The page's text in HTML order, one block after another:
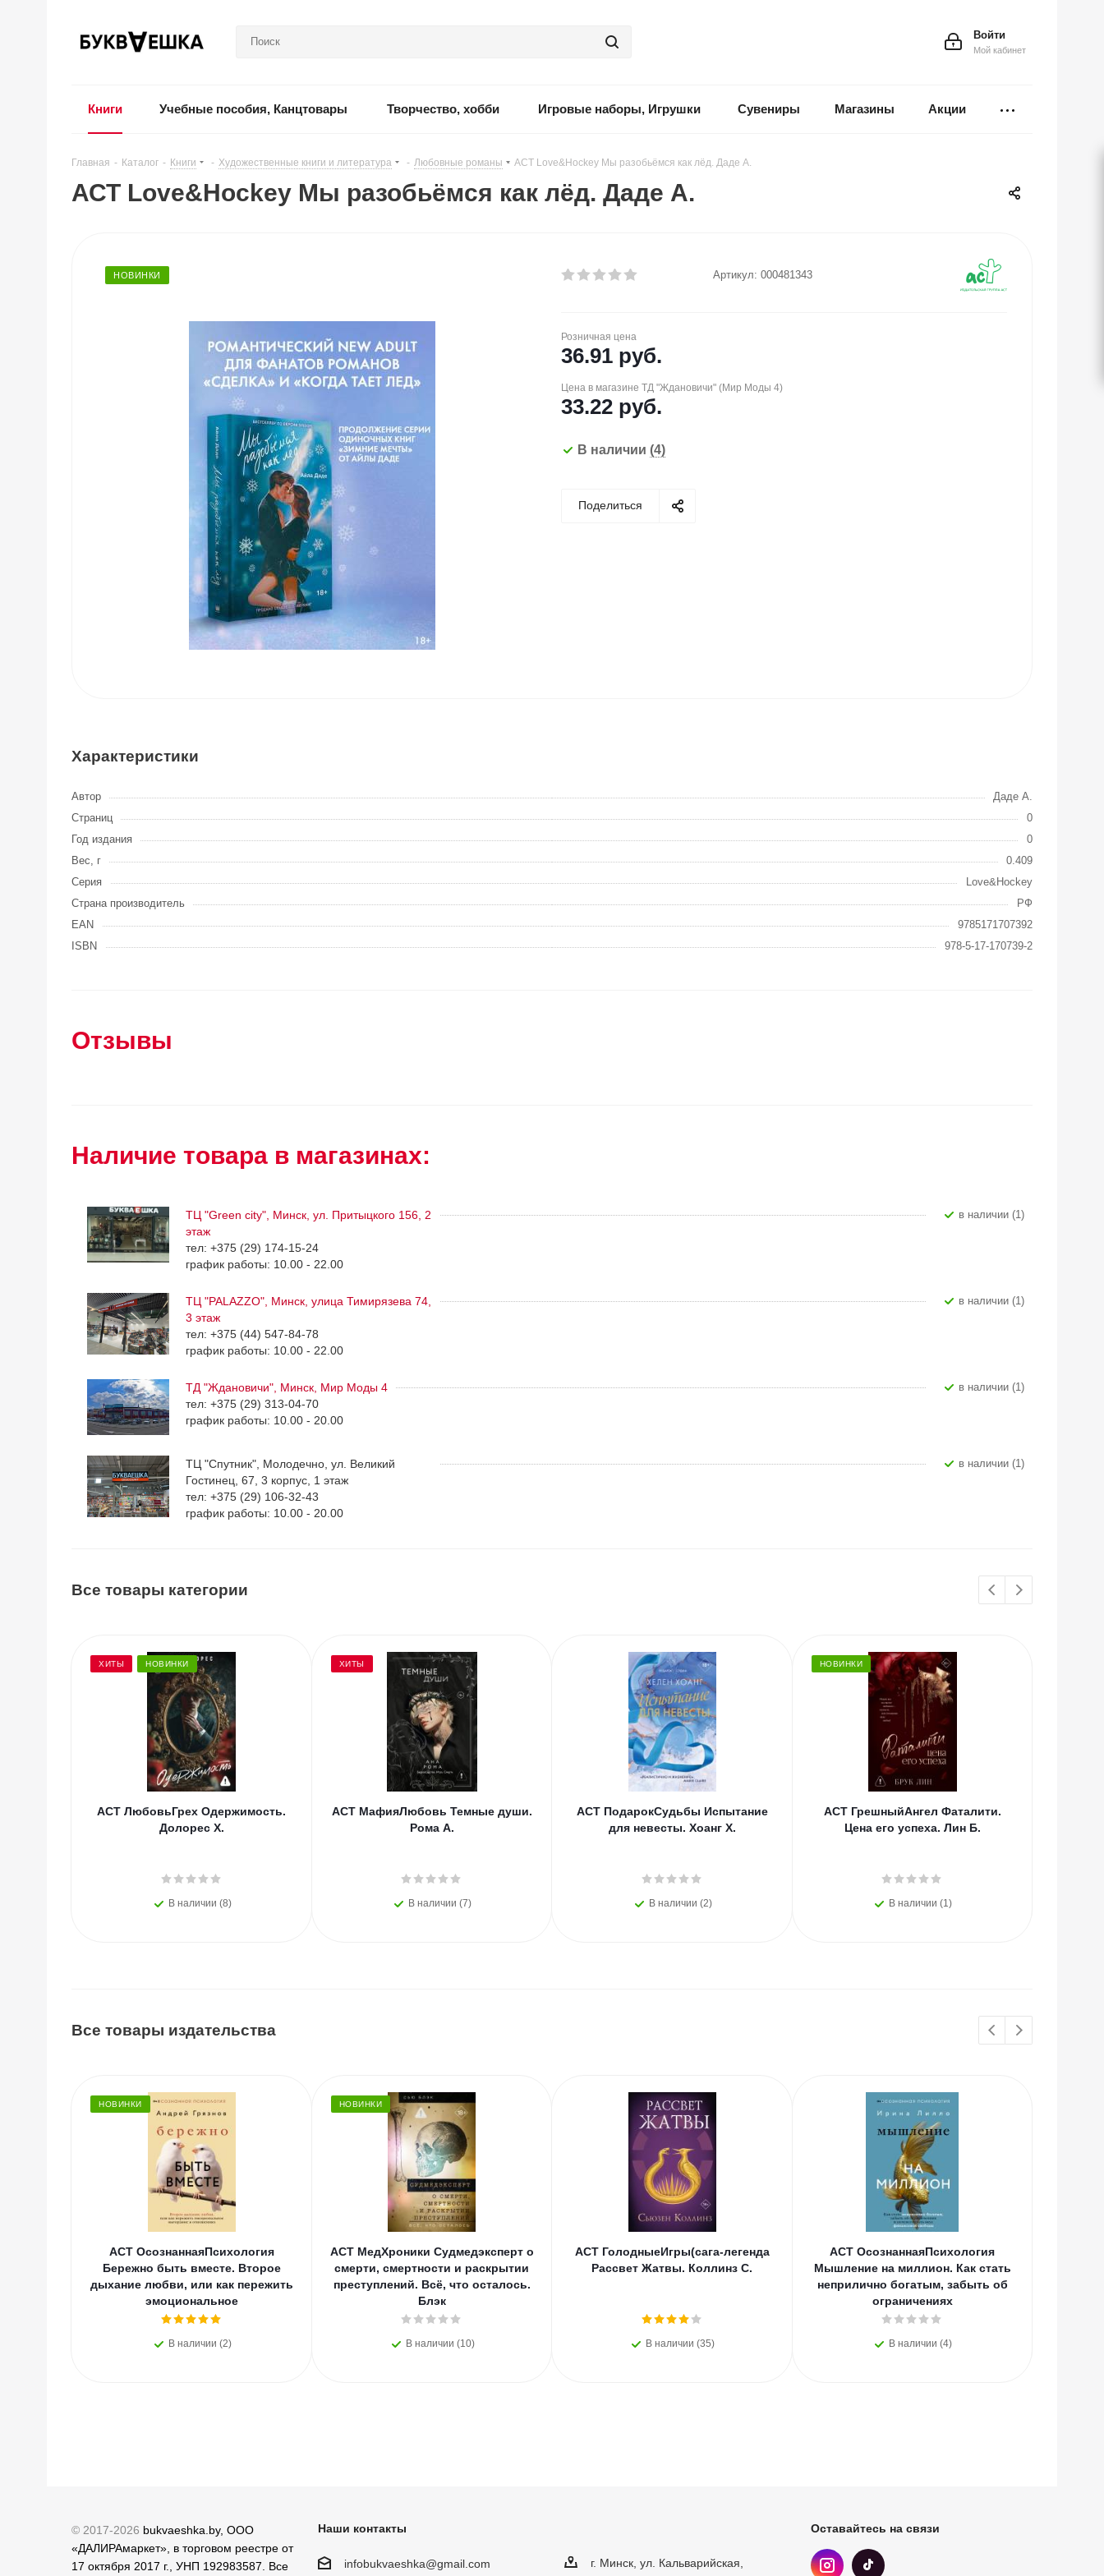
Войти
Мой кабинет
Книги Учебные пособия, Канцтовары Творчество, хобби Игровые наборы, Игрушки Сувениры Магазины Акции
Главная - Каталог - Книги - Художественные книги и литература - Любовные романы - АСТ Love&Hockey Мы разобьёмся как лёд. Даде А.
АСТ Love&Hockey Мы разобьёмся как лёд. Даде А.
НОВИНКИ Артикул: 000481343
Розничная цена
36.91 руб.
Цена в магазине ТД "Ждановичи" (Мир Моды 4)
33.22 руб.
В наличии (4)
Поделиться
Характеристики
Автор
Даде А.
Страниц
0
Год издания
0
Вес, г
0.409
Серия
Love&Hockey
Страна производитель
РФ
EAN
9785171707392
ISBN
978-5-17-170739-2
Отзывы
Наличие товара в магазинах:
ТЦ "Green city", Минск, ул. Притыцкого 156, 2
этаж
тел: +375 (29) 174-15-24
график работы: 10.00 - 22.00
В наличии (1)
ТЦ "PALAZZO", Минск, улица Тимирязева 74,
3 этаж
тел: +375 (44) 547-84-78
график работы: 10.00 - 22.00
В наличии (1)
ТД "Ждановичи", Минск, Мир Моды 4
тел: +375 (29) 313-04-70
график работы: 10.00 - 20.00
В наличии (1)
ТЦ "Спутник", Молодечно, ул. Великий
Гостинец, 67, 3 корпус, 1 этаж
тел: +375 (29) 106-32-43
график работы: 10.00 - 20.00
В наличии (1)
Все товары категории
ХИТЫ НОВИНКИ
АСТ ЛюбовьГрех Одержимость.
Долорес Х.
В наличии (8)
ХИТЫ
АСТ МафияЛюбовь Темные души.
Рома А.
В наличии (7)
АСТ ПодарокСудьбы Испытание
для невесты. Хоанг Х.
В наличии (2)
НОВИНКИ
АСТ ГрешныйАнгел Фаталити.
Цена его успеха. Лин Б.
В наличии (1)
Все товары издательства
НОВИНКИ
АСТ ОсознаннаяПсихология
Бережно быть вместе. Второе
дыхание любви, или как пережить
эмоциональное
В наличии (2)
НОВИНКИ
АСТ МедХроники Судмедэксперт о
смерти, смертности и раскрытии
преступлений. Всё, что осталось.
Блэк
В наличии (10)
АСТ ГолодныеИгры(сага-легенда
Рассвет Жатвы. Коллинз С.
В наличии (35)
АСТ ОсознаннаяПсихология
Мышление на миллион. Как стать
неприлично богатым, забыть об
ограничениях
В наличии (4)
© 2017-2026 bukvaeshka.by, ООО
«ДАЛИРАмаркет», в торговом реестре от
17 октября 2017 г., УНП 192983587. Все
Наши контакты
infobukvaeshka@gmail.com
г. Минск, ул. Кальварийская,
Оставайтесь на связи